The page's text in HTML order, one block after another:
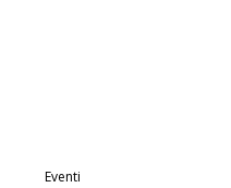
Eventi